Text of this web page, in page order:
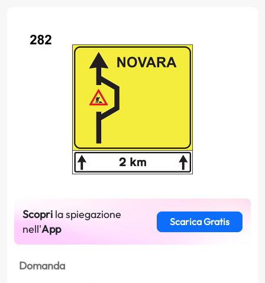
Scopri la spiegazione
nell'App
Scarica Gratis
Domanda